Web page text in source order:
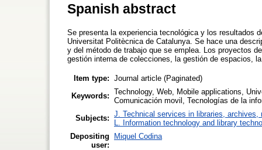
Spanish abstract
Se presenta la experiencia tecnológica y los resultados
Universitat Politècnica de Catalunya. Se hace una
y del método de trabajo que se emplea. Los proyectos
gestión interna de colecciones, la gestión de espacios,
Item type: Journal article (Paginated)
Keywords: Technology, Web, Mobile applications,
Comunicación movil, Tecnologías de la
Subjects: J. Technical services in libraries, archives,
L. Information technology and library
Depositing
user:
Miquel Codina